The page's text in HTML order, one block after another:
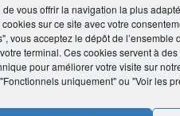
de vous offrir la navigation la plus
cookies sur ce site avec votre
vous acceptez le dépôt de
terminal. Ces cookies servent à
pour améliorer votre visite sur
uniquement" ou "Voir les
POUR CURE